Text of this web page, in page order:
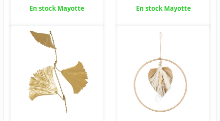
En stock Mayotte En stock Mayotte